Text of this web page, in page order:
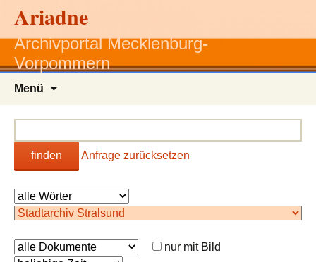
Ariadne
Archivportal Mecklenburg-
Vorpommern
Menü
finden Anfrage zurücksetzen
nur mit Bild